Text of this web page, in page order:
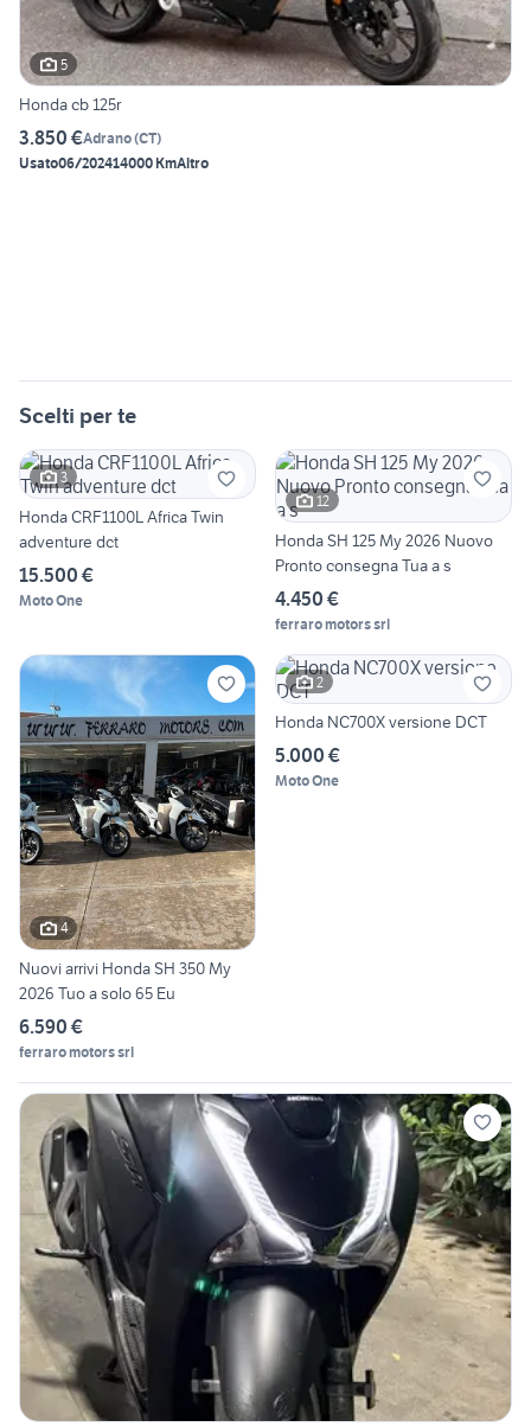
5
Honda cb 125r
3.850 €Adrano(CT)
Usato06/202414000 KmAltro
Scelti per te
3
Honda CRF1100L Africa Twin
adventure dct
15.500 €
Moto One
12
Honda SH 125 My 2026 Nuovo
Pronto consegna Tua a s
4.450 €
ferraro motors srl
4
Nuovi arrivi Honda SH 350 My
2026 Tuo a solo 65 Eu
6.590 €
ferraro motors srl
2
Honda NC700X versione DCT
5.000 €
Moto One